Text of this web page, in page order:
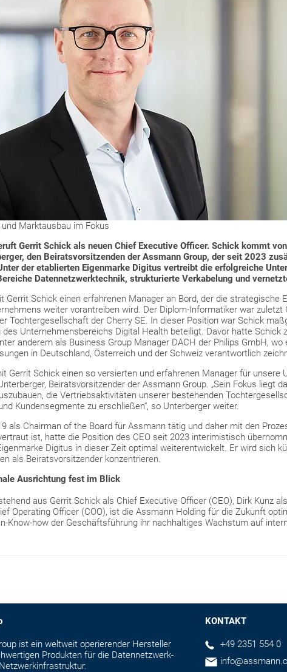
Marktausbau im Fokus
Gerrit Schick als neuen Chief Executive Officer. Schick kommt
den Beiratsvorsitzenden der Assmann Group, der seit 2023
der etablierten Eigenmarke Digitus vertreibt die erfolgreiche
Datennetzwerktechnik, strukturierte Verkabelung und
Gerrit Schick einen erfahrenen Manager an Bord, der die strategische
weiter vorantreiben wird. Der Diplom-Informatiker war
Tochtergesellschaft der Cherry SE. In dieser Position war Schick
Unternehmensbereichs Digital Health beteiligt. Davor hatte Schick
anderem als Business Group Manager DACH der Philips GmbH, wo
in Deutschland, Österreich und der Schweiz verantwortlich
Gerrit Schick einen so versierten und erfahrenen Manager für unsere
Beiratsvorsitzender der Assmann Group. „Sein Fokus liegt
die Vertriebsaktivitäten unserer bestehenden
Kundensegmente zu erschließen“, so Unterberger weiter.
als Chairman of the Board für Assmann tätig und daher mit den
ist, hatte die Position des CEO seit 2023 interimistisch
Digitus in dieser Zeit optimal weiterentwickelt. Er wird sich
als Beiratsvorsitzender konzentrieren.
Ausrichtung fest im Blick
aus Gerrit Schick als Chief Executive Officer (CEO), Dirk Kunz
Operating Officer (COO), ist die Assmann Holding für die Zukunft
Know-how der Geschäftsführung ihr nachhaltiges Wachstum auf
ist ein weltweit operierender Hersteller
Produkten für die Datennetzwerk-
KONTAKT
+49 2351 554 0